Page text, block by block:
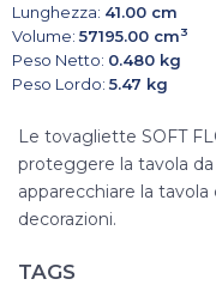
Lunghezza: 41.00 cm
Volume: 57195.00 cm3
Peso Netto: 0.480 kg
Peso Lordo: 5.47 kg
Le tovagliette SOFT
proteggere la tavola
apparecchiare la
decorazioni.
TAGS